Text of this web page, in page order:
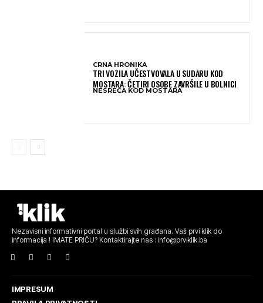
CRNA HRONIKA
TRI VOZILA UČESTVOVALA U SUDARU KOD
MOSTARA: ČETIRI OSOBE ZAVRŠILE U BOLNICI
NESREĆA KOD MOSTARA
Nezavisni informativni portal u službi svih građana. Vaš prvi klik do
informacija ! IMATE PRIČU? Kontaktirajte nas : info@prviklik.ba
IMPRESUM